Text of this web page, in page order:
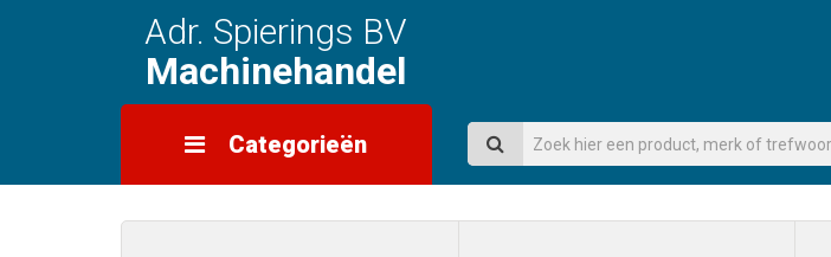
Adr. Spierings BV
Machinehandel
Categorieën